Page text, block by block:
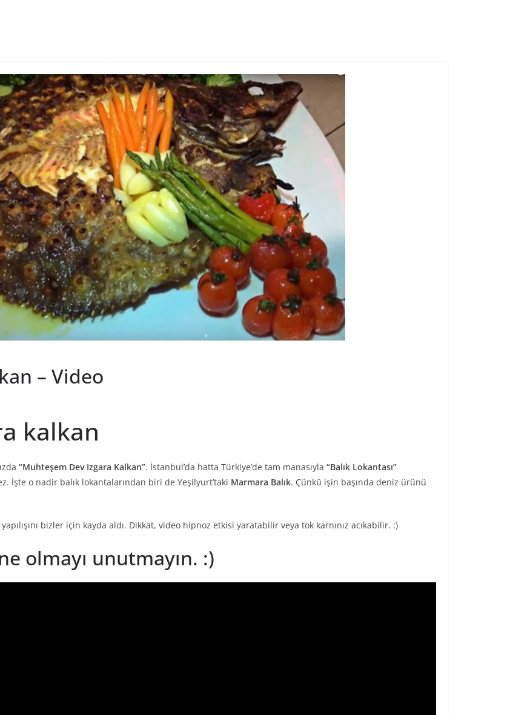
– Video
kalkan
“Muhteşem Dev Izgara Kalkan”. İstanbul’da hatta Türkiye’de tam manasıyla “Balık Lokantası”
İşte o nadir balık lokantalarından biri de Yeşilyurt’taki Marmara Balık. Çünkü işin başında deniz ürünü
bizler için kayda aldı. Dikkat, video hipnoz etkisi yaratabilir veya tok karnınız acıkabilir. :)
olmayı unutmayın. :)